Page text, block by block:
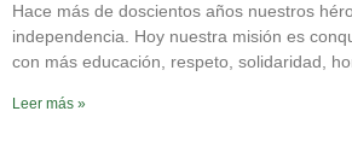
Hace más de doscientos años nuestros
independencia. Hoy nuestra misión es
con más educación, respeto, solidaridad,
Leer más »